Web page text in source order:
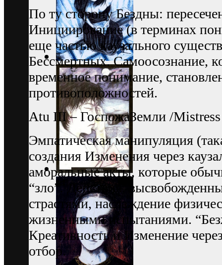
По ту сторону Бездны:
Инициирование (в терминах
еще частью каузального
Бессмертных. Самоосознание,
временное понимание,
противоположностей.
Аtu III – ГоспожаЗемли /
Эмпатическая манипуляция
создания Изменения через
аморальные акты, которые
“зло”. Действия,
страстями, наслаждение
жизненными испытаниями.
Креативность и Изменение
отбор.